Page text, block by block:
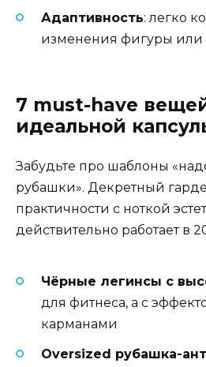
Адаптивность: легко
изменения фигуры или
7 must-have
идеальной
Забудьте про шаблоны
рубашки». Декретный
практичности с ноткой
действительно работает в
Чёрные легинсы с
для фитнеса, а с
карманами
Oversized рубашка-